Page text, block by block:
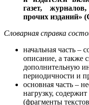
газет,
прочих изданий»
Словарная справка
начальная часть –
описание, а также
дополнительную
периодичности и
основная часть –
нагрузку,
(фрагменты